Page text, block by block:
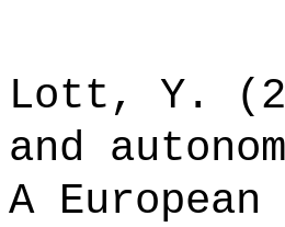
Lott, Y.
and
A